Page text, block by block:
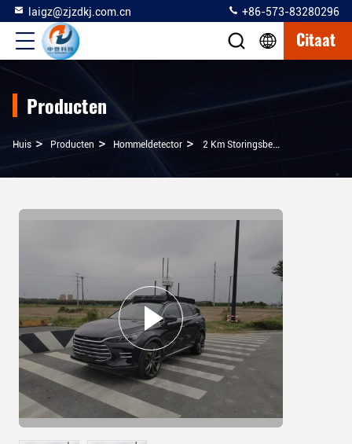
laigz@zjzdkj.com.cn +86-573-83280296
Citaat
Producten
Huis > Producten > Hommeldetector > 2 Km Storingsbereik Anti-Drone-Detectorapparaat Wisselstroom